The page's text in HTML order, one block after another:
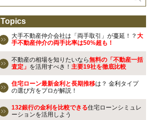
Topics
大手不動産仲介会社は「両手取引」が蔓延！？ 大
手不動産仲介の両手比率は50%超も！
不動産の相場を知りたいなら無料の「不動産一括
査定」 を活用すべき！ 主要19社を徹底比較
住宅ローン最新金利と長期推移は？ 金利タイプ
の選び方をプロが解説！
132銀行の金利を比較できる住宅ローンシミュレ
ーションを活用しよう